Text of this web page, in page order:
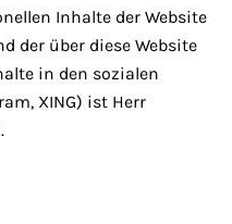
Inhalte der Website
der über diese Website
in den sozialen
XING) ist Herr